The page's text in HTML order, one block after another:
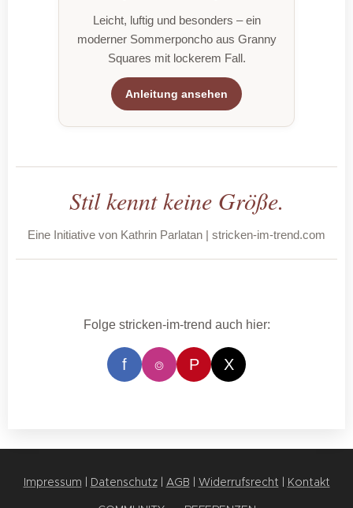
Leicht, luftig und besonders – ein
moderner Sommerponcho aus Granny
Squares mit lockerem Fall.
Anleitung ansehen
Stil kennt keine Größe.
Eine Initiative von Kathrin Parlatan | stricken-im-trend.com
Folge stricken-im-trend auch hier:
f ⌾ P X
Impressum | Datenschutz| AGB | Widerrufsrecht | Kontakt